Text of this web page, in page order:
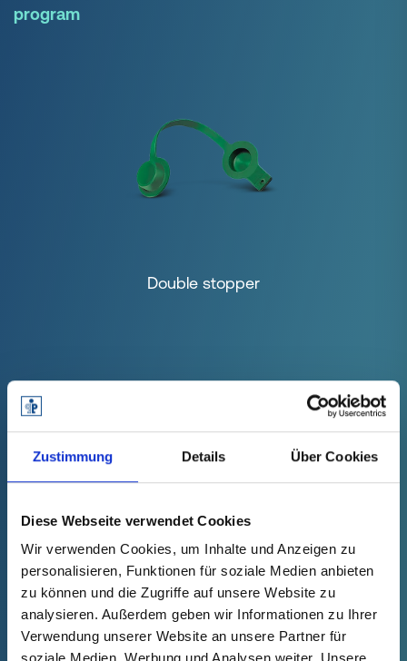
Zustimmung Details Über Cookies
Diese Webseite verwendet Cookies
Wir verwenden Cookies, um Inhalte und Anzeigen zu
personalisieren, Funktionen für soziale Medien anbieten
zu können und die Zugriffe auf unsere Website zu
analysieren. Außerdem geben wir Informationen zu Ihrer
Verwendung unserer Website an unsere Partner für
program
Double stopper
YOU MAY ALSO BE
INTERESTED IN THESE